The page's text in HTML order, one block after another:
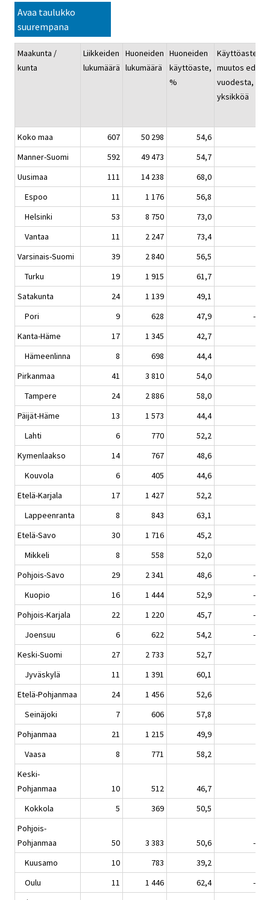
Avaa taulukko
suurempana
Maakunta /
kunta
Liikkeiden
lukumäärä
Huoneiden
lukumäärä
Huoneiden
käyttöaste,
%
Käyttöasteen
muutos ed.
vuodesta, %-
yksikköä
Koko maa 607 50 298 54,6
Manner-Suomi
592 49 473 54,7
Uusimaa
111 14 238 68,0
Espoo
11 1 176 56,8
Helsinki
53 8 750 73,0
Vantaa
11 2 247 73,4
Varsinais-Suomi
39 2 840 56,5
Turku
19 1 915 61,7
Satakunta
24 1 139 49,1
Pori
9 628 47,9
-3,0
Kanta-Häme
17 1 345 42,7
Hämeenlinna
8 698 44,4
Pirkanmaa
41 3 810 54,0
Tampere
24 2 886 58,0
Päijät-Häme
13 1 573 44,4
Lahti
6 770 52,2
Kymenlaakso
14 767 48,6
Kouvola
6 405 44,6
Etelä-Karjala
17 1 427 52,2
Lappeenranta
8 843 63,1
Etelä-Savo
30 1 716 45,2
Mikkeli
8 558 52,0
Pohjois-Savo
29 2 341 48,6
-0,7
Kuopio
16 1 444 52,9
-0,3
Pohjois-Karjala
22 1 220 45,7
-4,2
Joensuu
6 622 54,2
-5,6
Keski-Suomi
27 2 733 52,7
Jyväskylä
11 1 391 60,1
Etelä-Pohjanmaa
24 1 456 52,6
Seinäjoki
7 606 57,8
Pohjanmaa
21 1 215 49,9
Vaasa
8 771 58,2
Keski-
Pohjanmaa
10 512 46,7
Kokkola
5 369 50,5
Pohjois-
Pohjanmaa
50 3 383 50,6
-2,7
Kuusamo
10 783 39,2
Oulu
11 1 446 62,4
-5,0